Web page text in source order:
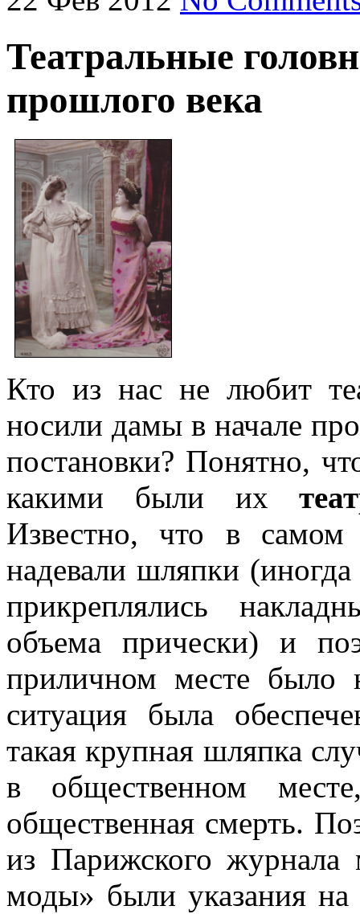
Театральные
прошлого века
Кто из нас не любит
носили дамы в начале
постановки? Понятно,
какими были их
Известно, что в
надевали шляпки
прикреплялись
объема прически) и
приличном месте было
ситуация была
такая крупная шляпка
в общественном
общественная смерть.
из Парижского журнала
моды» были указания